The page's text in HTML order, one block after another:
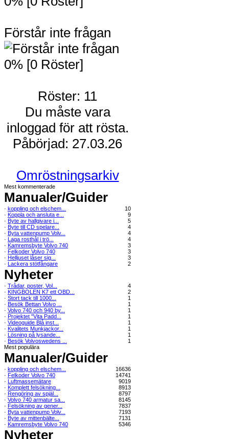
Förstår inte frågan
0% [0 Röster]
Röster: 11
Du måste vara
inloggad för att rösta.
Påbörjad: 27.03.26
Omröstningsarkiv
Mest kommenterade
Manualer/Guider
· koppling och elschem...
10
· Koppla och ansluta e...
9
· Byte av hallgivare i...
5
· Byte till CD spelare...
4
· Byta vattenpump Volv...
4
· Laga rosthål i trö...
4
· Kamremsbyte Volvo 740
3
· Felkoder Volvo 740
3
· Helljuset låser sig...
3
· Lackera stötfångare 2
Nyheter
· Trådar, poster, Vol...
4
· KINGBOLEN K7 ett OBD...
2
· Stort tack till 1000...
1
· Besök Bettan Volvo ...
1
· Volvo 740 och 940 by...
1
· Projektet "Vita Padd...
1
· Videoguide Blå inst...
1
· Kvalitets Munkjackor...
1
· Lösning på lysande...
1
· Besök Volvoswedens ...
1
Mest populära
Manualer/Guider
· koppling och elschem...
16636
· Felkoder Volvo 740
14741
· Luftmassemätare
9019
· Komplett felsökning...
8913
· Rengöring av spjäl...
8797
· Volvo 740 armatur sa...
8145
· Felsökning av gener...
7837
· Byta vattenpump Volv...
7193
· Byte av mittenbälte...
7131
· Kamremsbyte Volvo 740 5346
Nyheter